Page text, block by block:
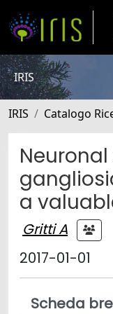
IRIS
IRIS Catalogo
a
Gritti A
2017-01-01
Scheda